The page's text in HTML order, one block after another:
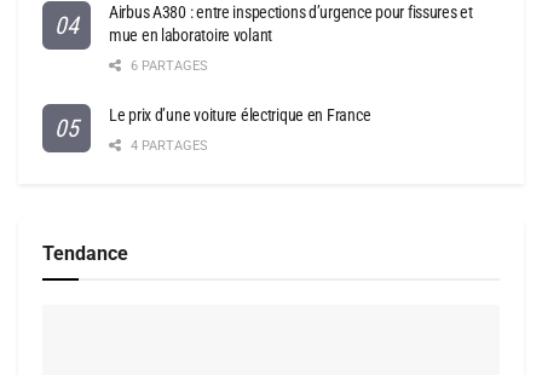
Airbus A380 : entre inspections d’urgence pour fissures et
mue en laboratoire volant
6 PARTAGES
Le prix d’une voiture électrique en France
4 PARTAGES
Tendance